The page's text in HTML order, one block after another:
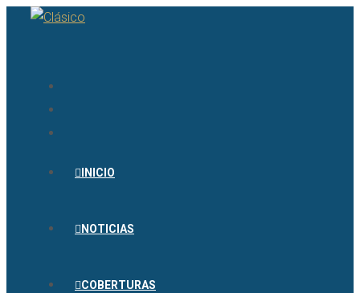
INICIO
NOTICIAS
COBERTURAS